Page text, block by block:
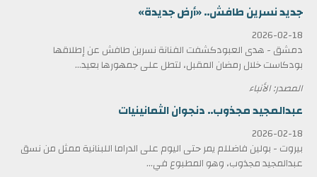
جديد نسرين طافش.. «أرض جديدة»
2026-02-18
دمشق - هدى العبودكشفت الفنانة نسرين طافش عن إطلاقها
بودكاست خلال رمضان المقبل، لتطل على جمهورها بعيد...
المصدر: الأنباء
عبدالمجيد مجذوب.. دنجوان الثمانينيات
2026-02-18
بيروت - بولين فاضللم يمر حتى اليوم على الدراما اللبنانية ممثل من نسق
عبدالمجيد مجذوب، وهو المطبوع في...